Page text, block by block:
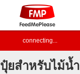
connecting...
ปุ๋ยสำหรับไม้น้ำ